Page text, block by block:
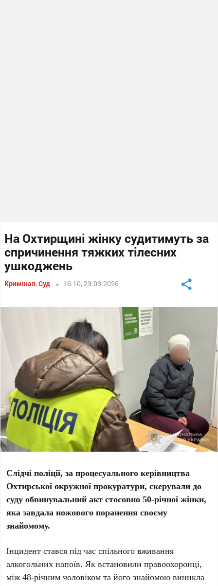
На Охтирщині жінку судитимуть за
спричинення тяжких тілесних
ушкоджень
Кримінал,Суд 16:10, 23.03.2026
Слідчі поліції, за процесуального керівництва
Охтирської окружної прокуратури, скерували до
суду обвинувальний акт стосовно 50-річної жінки,
яка завдала ножового поранення своєму
знайомому.
Інцидент стався під час спільного вживання
алкогольних напоїв. Як встановили правоохоронці,
між 48-річним чоловіком та його знайомою виникла